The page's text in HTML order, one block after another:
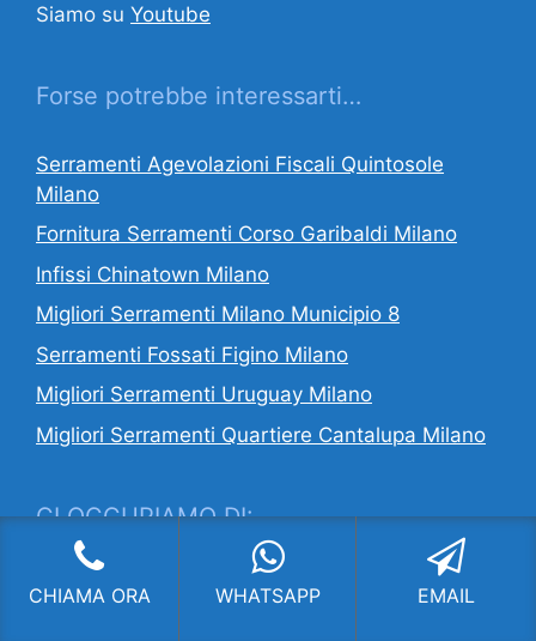
Siamo su Youtube
Forse potrebbe interessarti…
Serramenti Agevolazioni Fiscali Quintosole
Milano
Fornitura Serramenti Corso Garibaldi Milano
Infissi Chinatown Milano
Migliori Serramenti Milano Municipio 8
Serramenti Fossati Figino Milano
Migliori Serramenti Uruguay Milano
Migliori Serramenti Quartiere Cantalupa Milano
CI OCCUPIAMO DI:
Serramenti Milano ,Fornitura Serramenti
CHIAMA ORA WHATSAPP EMAIL